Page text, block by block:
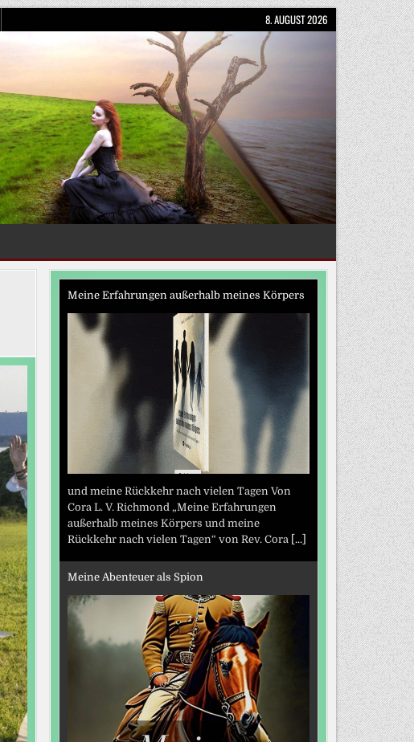
8. AUGUST 2026
Meine Erfahrungen außerhalb meines Körpers
und meine Rückkehr nach vielen Tagen Von
Cora L. V. Richmond „Meine Erfahrungen
außerhalb meines Körpers und meine
Rückkehr nach vielen Tagen“ von Rev. Cora [...]
Meine Abenteuer als Spion